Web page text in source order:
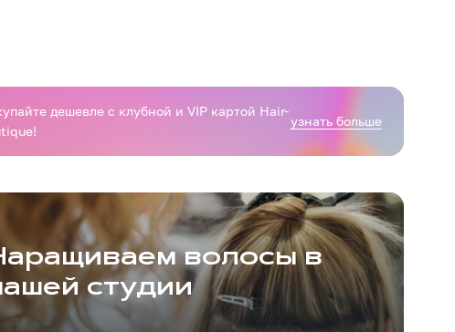
дешевле с клубной и VIP картой Hair-
узнать больше
волосы в
студии